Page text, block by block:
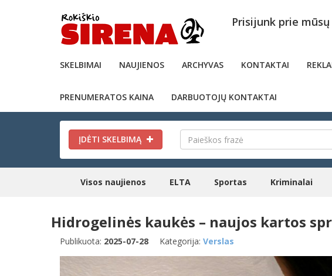
Prisijunk prie mūsų
SKELBIMAI NAUJIENOS ARCHYVAS KONTAKTAI
PRENUMERATOS KAINA DARBUOTOJŲ KONTAKTAI
ĮDĖTI SKELBIMĄ
Visos naujienos ELTA Sportas Kriminalai
Hidrogelinės kaukės – naujos kartos
Publikuota: 2025-07-28 Kategorija: Verslas